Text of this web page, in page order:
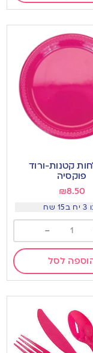
קטנות-ורוד
פוקסיה
₪8.50
שח
-
לסל